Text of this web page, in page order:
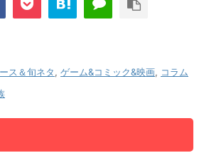
ス＆旬ネタ, ゲーム&コミック&映画, コラム